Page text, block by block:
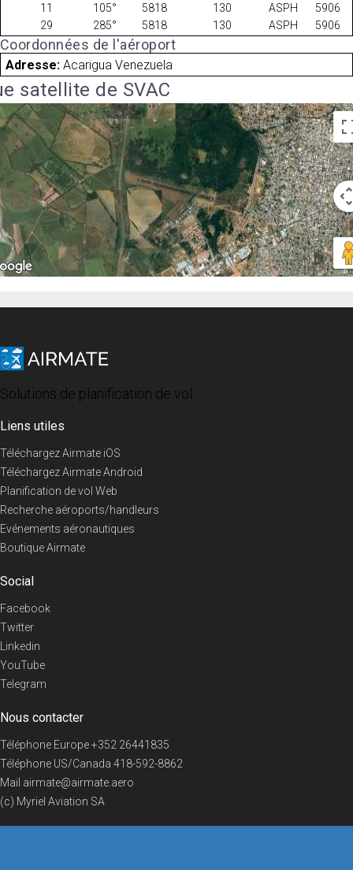
11 105° 5818 130 ASPH
5906
29
285° 5818 130 ASPH 5906
Coordonnées de l'aéroport
Adresse: Acarigua Venezuela
satellite de SVAC
Solutions de planification de vol
Liens utiles
Téléchargez Airmate iOS
Téléchargez Airmate Android
Planification de vol Web
Recherche aéroports/handleurs
Evénements aéronautiques
Boutique Airmate
Social
Facebook
Twitter
Linkedin
YouTube
Telegram
Nous contacter
Téléphone Europe+352 26441835
Téléphone US/Canada 418-592-8862
Mail airmate@airmate.aero
(c) Myriel Aviation SA